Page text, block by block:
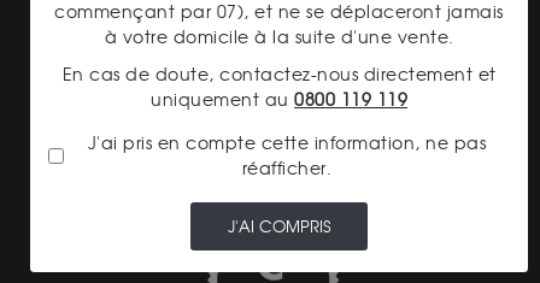
commençant par 07), et ne se déplaceront jamais
à votre domicile à la suite d'une vente.
En cas de doute, contactez-nous directement et
uniquement au 0800 119 119
J'ai pris en compte cette information, ne pas
réafficher.
J'AI COMPRIS